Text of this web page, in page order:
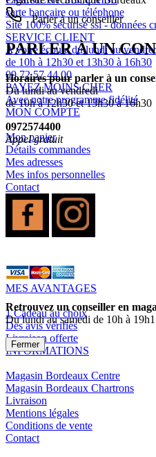
carte bancaire ou téléphone
Site 100% sécurisé ssl - données
SERVICE CLIENT
A votre écoute du lundi au
de 10h à 12h30 et 13h30 à 16h30
09 72 57 44 00
PAYEZ MOINS CHER
Avec notre programme fidélité
MON COMPTE
Mon panier
Détails commandes
Mes adresses
Mes infos personnelles
Contact
MES AVANTAGES
1 Cadeau au choix
Des avis vérifiés
Livraison offerte
INFORMATIONS
Magasin Bordeaux Centre
Magasin Bordeaux Chartrons
Livraison
Mentions légales
Conditions de vente
Contact
Parler à un conseiller
PARLER À UN
Horaires pour parler à un
Du lundi au vendredi
de 10h à 12h30 et 13h30 à 16h30
0972574400
Appel gratuit
Retrouvez un conseiller en
Du lundi au samedi de 10h à
Fermer